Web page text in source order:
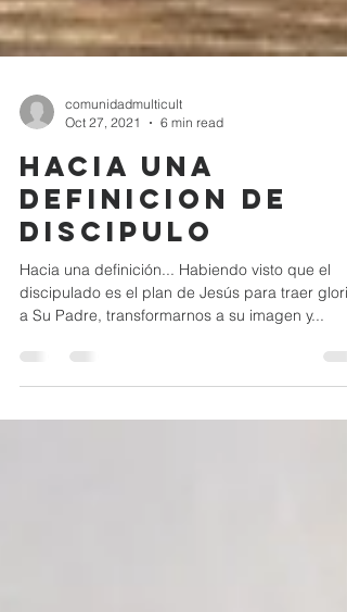
comunidadmulticult
Oct 27, 2021
6 min read
HACIA UNA
DEFINICION DE
DISCIPULo
discipulado es el plan de Jesús para traer gloria
a Su Padre, transformarnos a su imagen y...